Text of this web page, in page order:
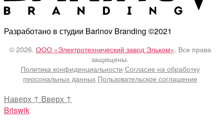
Разработано в студии Barinov Branding ©2021
© 2026. ООО «Электротехнический завод Эльком». Все права
защищены.
Политика конфиденциальности Согласие на обработку
персональных данных Пользовательское соглашение
Наверх ↑ Вверх ↑
Briswik